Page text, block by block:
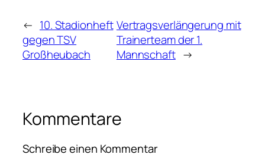
← 10. Stadionheft
gegen TSV
Großheubach
Vertragsverlängerung mit
Trainerteam der 1.
Mannschaft →
Kommentare
Schreibe einen Kommentar